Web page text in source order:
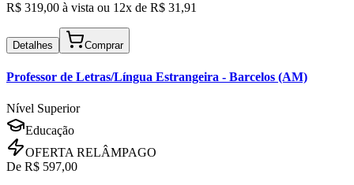
R$ 319,00 à vista ou 12x de R$ 31,91
Detalhes Comprar
Professor de Letras/Língua Estrangeira - Barcelos (AM)
Nível Superior
Educação
OFERTA RELÂMPAGO
De R$ 597,00